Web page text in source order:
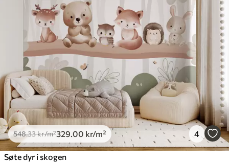
548.33kr/m²329 .00 kr/m² 4
Søte dyr i skogen